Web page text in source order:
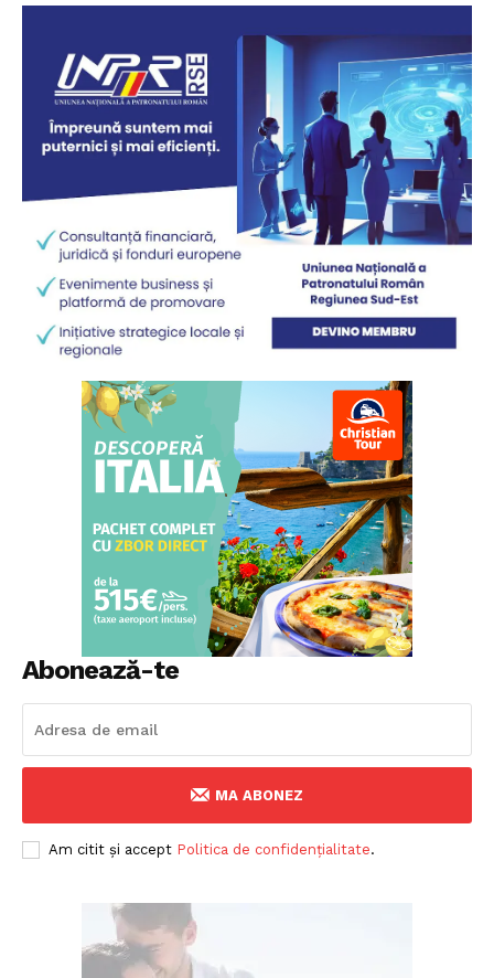
Abonează-te
MA ABONEZ
Am citit și accept Politica de confidențialitate.